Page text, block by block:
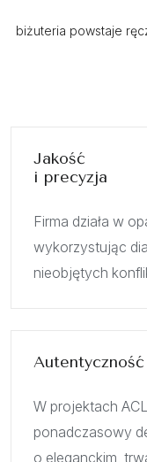
biżuteria powstaje
Jakość
i precyzja
Firma działa w
wykorzystując
nieobjętych
W projektach
ponadczasowy
o eleganckim,